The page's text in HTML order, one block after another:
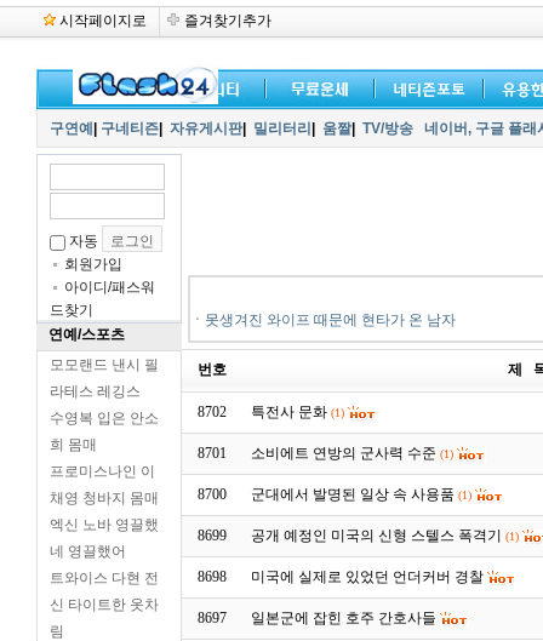
시작페이지로 즐겨찾기추가
구연예 구네티즌 자유게시판| 밀리터리 움짤| TV/방송 네이버, 구글 플
자동
회원가입
아이디/패스워
드찾기
연예/스포츠
모모랜드 낸시 필
라테스 레깅스
수영복 입은 안소
희 몸매
프로미스나인 이
채영 청바지 몸매
엑신 노바 영끌했
네 영끌했어
트와이스 다현 전
신 타이트한 옷차
림
ㆍ 못생겨진 와이프 때문에 현타가 온 남자
번호 제
8702 특전사 문화 (1)
8701 소비에트 연방의 군사력 수준 (1)
8700 군대에서 발명된 일상 속 사용품 (1)
8699 공개 예정인 미국의 신형 스텔스 폭격기 (1)
8698 미국에 실제로 있었던 언더커버 경찰
8697 일본군에 잡힌 호주 간호사들